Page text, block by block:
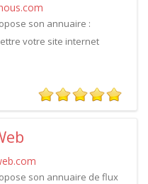
son annuaire :
votre site internet
son annuaire de flux